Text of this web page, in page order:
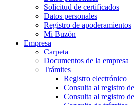
Solicitud de certificados
Datos personales
Registro de apoderamientos
Mi Buzón
Empresa
Carpeta
Documentos de la empresa
Trámites
Registro electrónico
Consulta al registro de
Consulta al registro